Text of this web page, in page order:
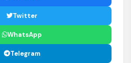
Twitter
WhatsApp
Telegram